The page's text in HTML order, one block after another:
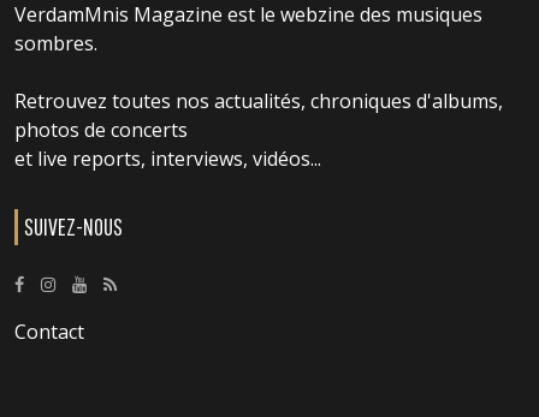
VerdamMnis Magazine est le webzine des musiques
sombres.
Retrouvez toutes nos actualités, chroniques d'albums,
photos de concerts
et live reports, interviews, vidéos...
SUIVEZ-NOUS
Contact